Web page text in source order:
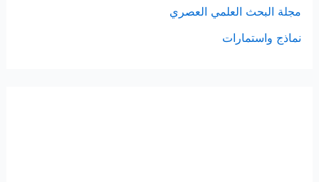
مجلة البحث العلمي العصري
نماذج واستمارات